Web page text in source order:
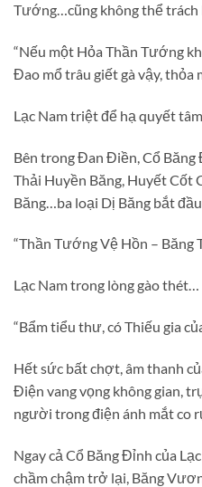
Tướng…cũng không thể trách
“Nếu một Hỏa Thần Tướng
Đao mổ trâu giết gà vậy, thỏa
Lạc Nam triệt để hạ quyết
Bên trong Đan Điền, Cổ
Thải Huyền Băng, Huyết Cốt
Băng…ba loại Dị Băng bắt đầu
“Thần Tướng Vệ Hồn – Băng
Lạc Nam trong lòng gào thét…
“Bẩm tiểu thư, có Thiếu gia
Hết sức bất chợt, âm thanh
Điện vang vọng không gian,
người trong điện ánh mắt co
Ngay cả Cổ Băng Đỉnh của
chầm chậm trở lại, Băng